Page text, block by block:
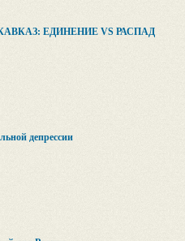
ЕДИНЕНИЕ VS РАСПАД
депрессии